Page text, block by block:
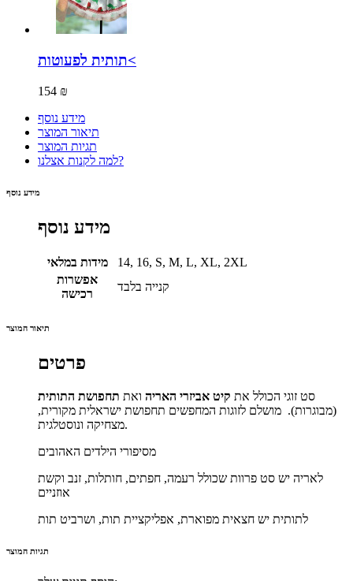
תותית לפעוטות<
154 ₪
מידע נוסף
תיאור המוצר
תגיות המוצר
למה לקנות אצלנו?
מידע נוסף
מידע נוסף
מידות במלאי
14, 16, S, M, L, XL, 2XL
אפשרות
רכישה
קנייה בלבד
תיאור המוצר
פרטים
סט זוגי הכולל את קיט אביזרי האריה ואת תחפושת התותית
(מבוגרות). מושלם לזוגות המחפשים תחפושת ישראלית מקורית,
מצחיקה ונוסטלגית.
מסיפורי הילדים האהובים
לאריה יש סט פרוות שכולל רעמה, חפתים, חותלות, זנב וקשת
אוזניים
לתותית יש חצאית מפוארת, אפליקציית תות, ושרביט תות
תגיות המוצר